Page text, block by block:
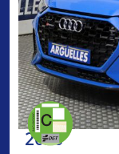
2020